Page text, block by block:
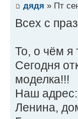
дядя » Пт
Всех с
То, о чём я
Сегодня
моделка!!!
Наш
Ленина,